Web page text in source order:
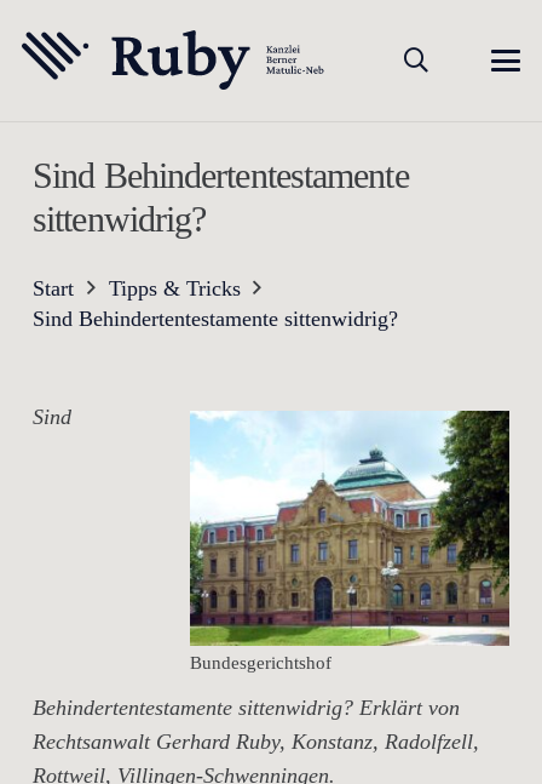
Sind Behindertentestamente
sittenwidrig?
Start
Tipps & Tricks
Sind Behindertentestamente sittenwidrig?
Bundesgerichtshof
Sind
Behindertentestamente sittenwidrig? Erklärt von
Rechtsanwalt Gerhard Ruby, Konstanz, Radolfzell,
Rottweil, Villingen-Schwenningen.